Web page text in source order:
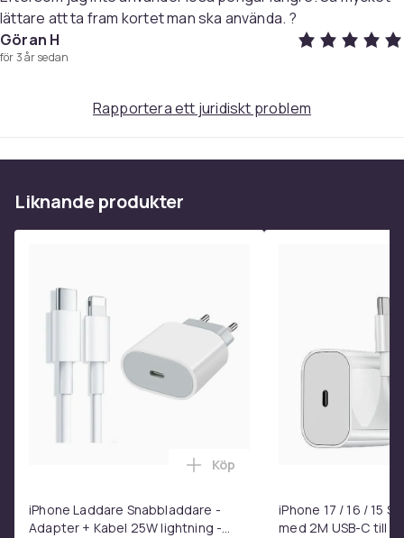
lättare att ta fram kortet man ska använda. ?
Göran H
för 3 år sedan
Rapportera ett juridiskt problem
Liknande produkter
iPhone Laddare Snabbladdare -
Adapter + Kabel 25W lightning -
Lägg till iPhone Laddare
Köp
iPhone 17 / 16 / 15
med 2M USB-C till